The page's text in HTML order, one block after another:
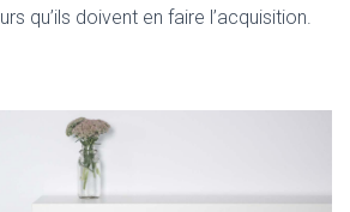
qu’ils doivent en faire l’acquisition.